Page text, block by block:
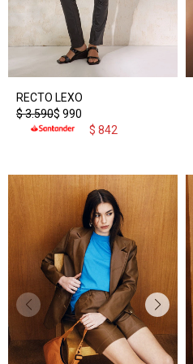
RECTO LEXO
$ 990
$3.590
$ 842